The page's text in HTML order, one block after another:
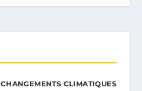
CHANGEMENTS CLIMATIQUES